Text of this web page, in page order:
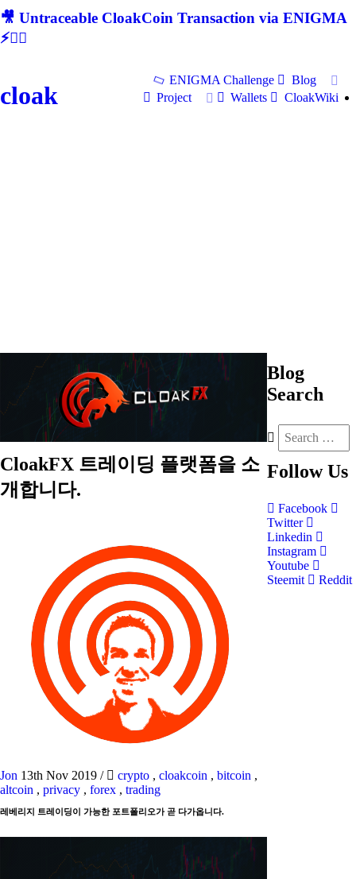
🎥 Untraceable CloakCoin Transaction via ENIGMA
⚡🕵‍♂
cloak
ENIGMA Challenge
Blog
Project
Wallets CloakWiki
CloakFX 트레이딩 플랫폼을 소
개합니다.
Jon 13th Nov 2019 / crypto , cloakcoin , bitcoin ,
altcoin , privacy , forex , trading
레베리지 트레이딩이 가능한 포트폴리오가 곧 다가옵니다.
Blog
Search
Follow Us
Facebook
Twitter
Linkedin
Instagram
Youtube
Steemit
Reddit